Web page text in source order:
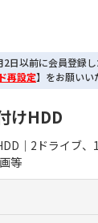
2日以前に会員登録
再設定】 をお願いい
けHDD
｜2ドライブ、
等